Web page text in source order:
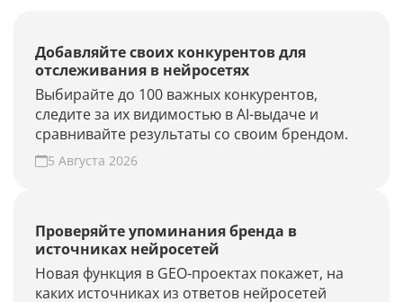
Добавляйте своих конкурентов для
отслеживания в нейросетях
Выбирайте до 100 важных конкурентов,
следите за их видимостью в AI-выдаче и
сравнивайте результаты со своим брендом.
5 Августа 2026
Проверяйте упоминания бренда в
источниках нейросетей
Новая функция в GEO-проектах покажет, на
каких источниках из ответов нейросетей